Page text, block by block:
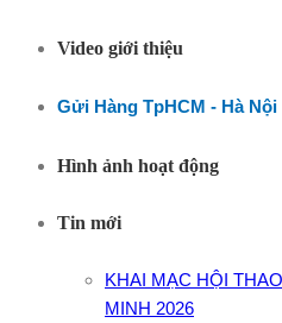
Video giới thiệu
Gửi Hàng TpHCM - Hà Nội
Hình ảnh hoạt động
Tin mới
KHAI MẠC HỘI
MINH 2026